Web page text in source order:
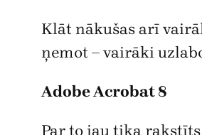
Klāt nākušas arī
ņemot – vairāki
Adobe Acrobat 8
Par to jau tika